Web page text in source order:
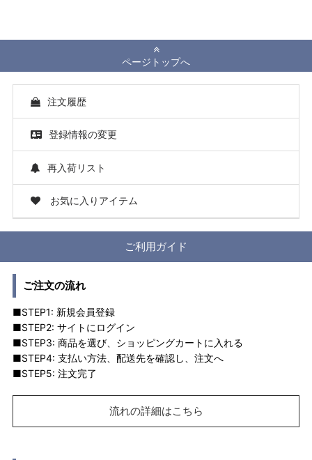
ページトップへ
注文履歴
登録情報の変更
再入荷リスト
お気に入りアイテム
ご利用ガイド
ご注文の流れ
■STEP1: 新規会員登録
■STEP2: サイトにログイン
■STEP3: 商品を選び、ショッピングカートに入れる
■STEP4: 支払い方法、配送先を確認し、注文へ
■STEP5: 注文完了
流れの詳細はこちら